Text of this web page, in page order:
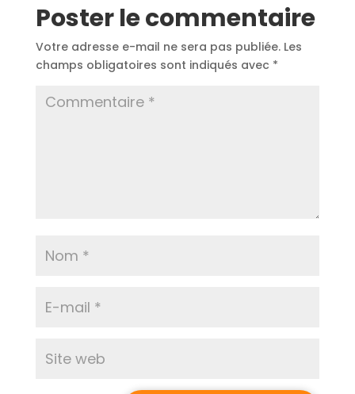
Poster le commentaire
Votre adresse e-mail ne sera pas publiée. Les
champs obligatoires sont indiqués avec *